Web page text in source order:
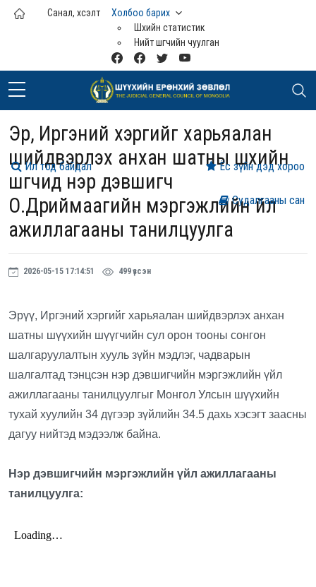
Үндсэн агуулга руу шилжих
Санал, хүсэлт
Холбоо барих
Шүүхийн статистик
Нийт шүүгчийн чуулган
Эрүү, Иргэний хэргийг харьяалан
шийдвэрлэх анхан шатны шүүхийн
шүүгчид нэр дэвшигч
О.Дүүриймаагийн мэргэжлийн үйл
ажиллагааны танилцуулга
2026-05-15 17:14:51 499 үзсэн
Эрүү, Иргэний хэргийг харьяалан шийдвэрлэх анхан
шатны шүүхийн шүүгчийн сул орон тооны сонгон
шалгаруулалтын хууль зүйн мэдлэг, чадварын
шалгалтад тэнцсэн нэр дэвшигчийн мэргэжлийн үйл
ажиллагааны танилцуулгыг Монгол Улсын шүүхийн
тухай хуулийн 34 дүгээр зүйлийн 34.5 дахь хэсэгт заасны
дагуу нийтэд мэдээлж байна.
Нэр дэвшигчийн мэргэжлийн үйл ажиллагааны
танилцуулга:
Судалгааны сан
Ёс зүйн дэд хороо
Ил тод байдал